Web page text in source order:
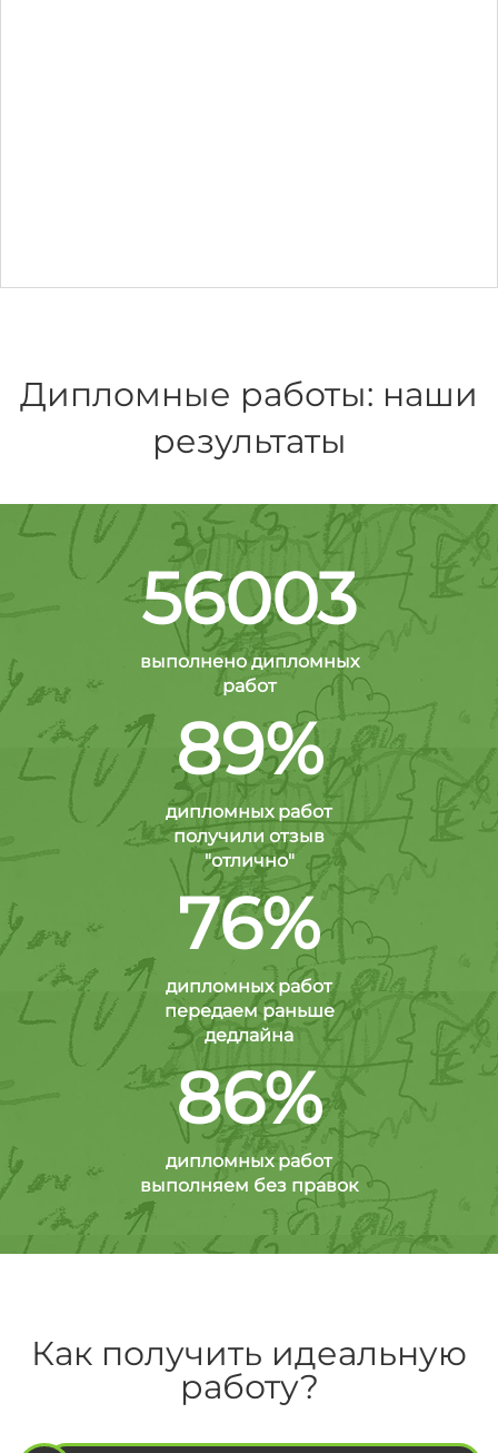
Дипломные работы: наши
результаты
56003
выполнено дипломных
работ
89%
дипломных работ
получили отзыв
"отлично"
76%
дипломных работ
передаем раньше
дедлайна
86%
дипломных работ
выполняем без правок
Как получить идеальную
работу?